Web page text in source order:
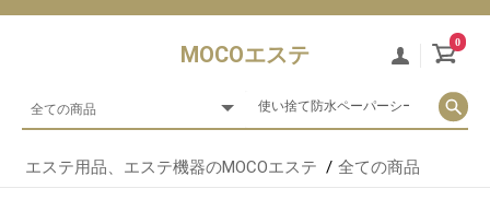
MOCOエステ
0
エステ用品、エステ機器のMOCOエステ 全ての商品